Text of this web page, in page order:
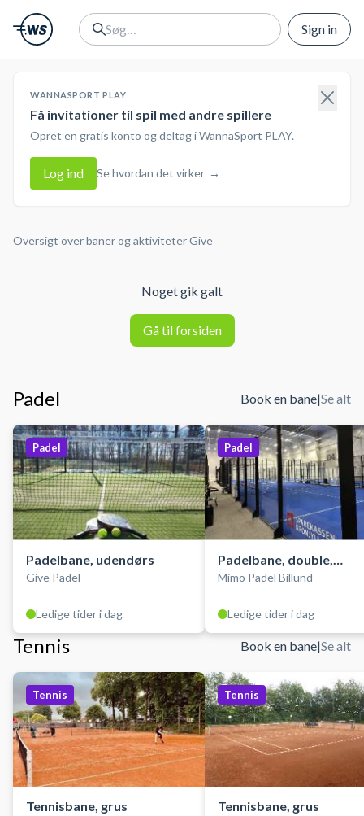
Sign in
WANNASPORT PLAY
Få invitationer til spil med andre spillere
Opret en gratis konto og deltag i WannaSport PLAY.
Log ind Se hvordan det virker →
Oversigt over baner og aktiviteterGive
Noget gik galt
Gå til forsiden
Padel Book en bane|Se alt
Padel
Padelbane, udendørs
Give Padel
Ledige tider i dag
Padel
Padelbane, double,
indendørs
Mimo Padel Billund
Ledige tider i dag
Tennis Book en bane|Se alt
Tennis
Tennisbane, grus
Tennis
Tennisbane, grus